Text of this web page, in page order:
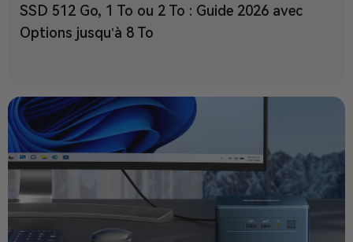
SSD 512 Go, 1 To ou 2 To : Guide 2026 avec
Options jusqu’à 8 To